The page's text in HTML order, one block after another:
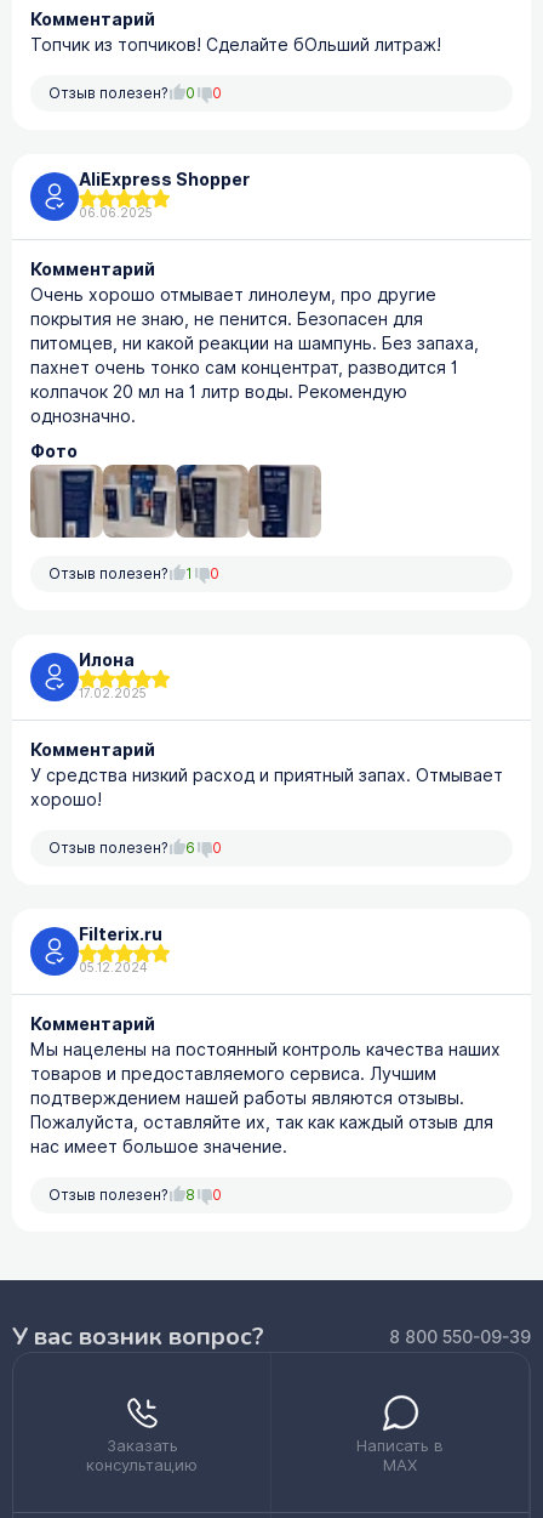
Комментарий
Топчик из топчиков! Сделайте бОльший литраж!
Отзыв полезен? 0 0
AliExpress Shopper
06.06.2025
Комментарий
Очень хорошо отмывает линолеум, про другие
покрытия не знаю, не пенится. Безопасен для
питомцев, ни какой реакции на шампунь. Без запаха,
пахнет очень тонко сам концентрат, разводится 1
колпачок 20 мл на 1 литр воды. Рекомендую
однозначно.
Фото
Отзыв полезен? 1 0
Илона
17.02.2025
Комментарий
У средства низкий расход и приятный запах. Отмывает
хорошо!
Отзыв полезен? 6 0
Filterix.ru
05.12.2024
Комментарий
Мы нацелены на постоянный контроль качества наших
товаров и предоставляемого сервиса. Лучшим
подтверждением нашей работы являются отзывы.
Пожалуйста, оставляйте их, так как каждый отзыв для
нас имеет большое значение.
Отзыв полезен? 8 0
У вас возник вопрос? 8 800 550-09-39
Заказать
консультацию
Написать в
MAX